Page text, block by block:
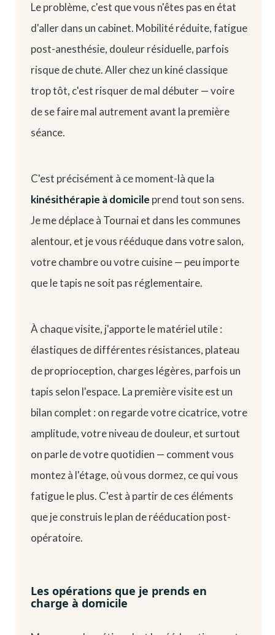
Le problème, c'est que vous n'êtes pas en état
d'aller dans un cabinet. Mobilité réduite, fatigue
post-anesthésie, douleur résiduelle, parfois
risque de chute. Aller chez un kiné classique
trop tôt, c'est risquer de mal débuter — voire
de se faire mal autrement avant la première
séance.
C'est précisément à ce moment-là que la
kinésithérapie à domicile prend tout son sens.
Je me déplace à Tournai et dans les communes
alentour, et je vous rééduque dans votre salon,
votre chambre ou votre cuisine — peu importe
que le tapis ne soit pas réglementaire.
À chaque visite, j'apporte le matériel utile :
élastiques de différentes résistances, plateau
de proprioception, charges légères, parfois un
tapis selon l'espace. La première visite est un
bilan complet : on regarde votre cicatrice, votre
amplitude, votre niveau de douleur, et surtout
on parle de votre quotidien — comment vous
montez à l'étage, où vous dormez, ce qui vous
fatigue le plus. C'est à partir de ces éléments
que je construis le plan de rééducation post-
opératoire.
Les opérations que je prends en
charge à domicile